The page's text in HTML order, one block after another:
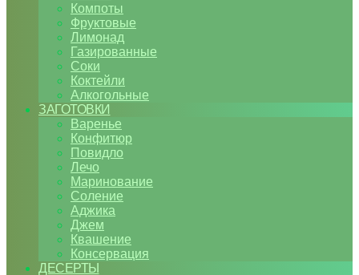
Компоты
Фруктовые
Лимонад
Газированные
Соки
Коктейли
Алкогольные
ЗАГОТОВКИ
Варенье
Конфитюр
Повидло
Лечо
Маринование
Соление
Аджика
Джем
Квашение
Консервация
ДЕСЕРТЫ